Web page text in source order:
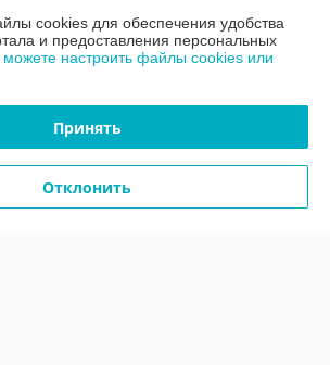
1-6, Минск, Беларусь
с 09:00 до 17:00
график работы
cookies для обеспечения удобства
и предоставления персональных
настроить файлы cookies или
Принять
Отклонить